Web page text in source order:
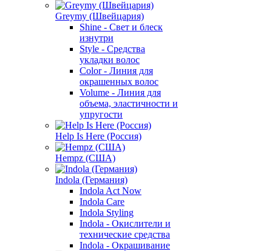
Greymy (Швейцария)
Shine - Свет и блеск
изнутри
Style - Средства
укладки волос
Color - Линия для
окрашенных волос
Volume - Линия для
объема, эластичности и
упругости
Help Is Here (Россия)
Hempz (США)
Indola (Германия)
Indola Act Now
Indola Care
Indola Styling
Indola - Окислители и
технические средства
Indola - Окрашивание